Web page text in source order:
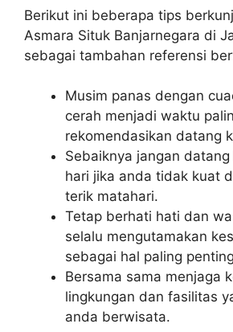
Berikut ini beberapa tips
Asmara Situk Banjarnegara di
sebagai tambahan referensi
Musim panas dengan
cerah menjadi waktu
rekomendasikan datang
Sebaiknya jangan
hari jika anda tidak kuat
terik matahari.
Tetap berhati hati dan
selalu mengutamakan
sebagai hal paling
Bersama sama menjaga
lingkungan dan fasilitas
anda berwisata.